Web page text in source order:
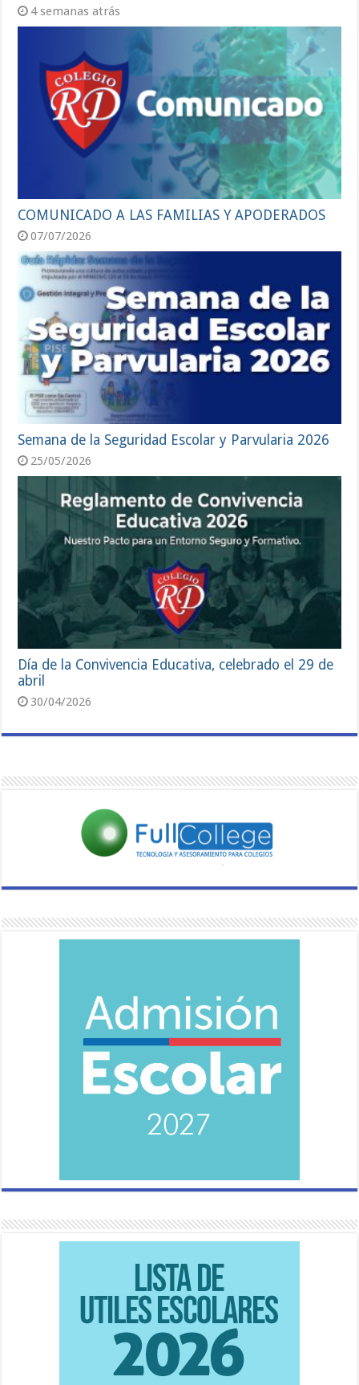
4 semanas atrás
COMUNICADO A LAS FAMILIAS Y APODERADOS
07/07/2026
Semana de la Seguridad Escolar y Parvularia 2026
25/05/2026
Día de la Convivencia Educativa, celebrado el 29 de
abril
30/04/2026